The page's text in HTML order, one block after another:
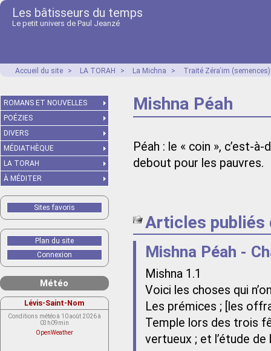
Les bâtisseurs du temps
Le petit univers de Paul Jeanzé
Accueil du site > LA TORAH > La Michna > Traité Zéraʿim (semences)
Mishna Péah
Péah : le « coin », c’est-
debout pour les pauvres.
Articles publiés
Mishna Péah -
Mishna 1.1
Voici les choses qui
Les prémices ; [les
Temple lors des trois
vertueux ; et l’étude
ROMANS ET NOUVELLES
POÉZIES
DIVERS
MÉDIATHÈQUE
LA TORAH
À MÉDITER
Sites favoris
Plan du site
Connexion
Météo
Lévis-Saint-Nom
Conditions météo à 10 août 2026 à
03h09min
OpenWeather